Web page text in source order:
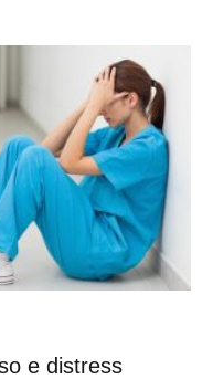
e distress